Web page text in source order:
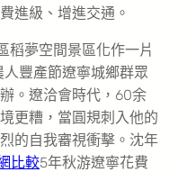
進級、增進交通。
稻夢空間景區化作一片
豐產節遼寧城鄉群眾
。遼洽會時代，60余
更糟，當圓規刺入他的
烈的自我審視衝擊。沈年
比較5年秋游遼寧花費